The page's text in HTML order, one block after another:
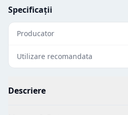
Specificații
Producator
Utilizare recomandata
Descriere